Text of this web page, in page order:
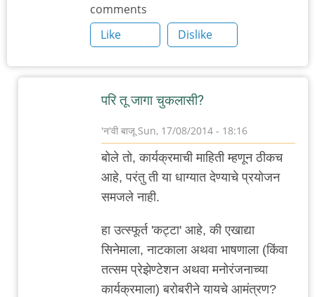
comments
Like
Dislike
परि तू जागा चुकलासी?
'न'वी बाजू Sun, 17/08/2014 - 18:16
In
reply
जागरण
by
चिंतातुर
जंतू
बोले तो, कार्यक्रमाची माहिती म्हणून ठीकच
आहे, परंतु ती या धाग्यात देण्याचे प्रयोजन
समजले नाही.
हा उत्स्फूर्त 'कट्टा' आहे, की एखाद्या
सिनेमाला, नाटकाला अथवा भाषणाला (किंवा
तत्सम प्रेझेण्टेशन अथवा मनोरंजनाच्या
कार्यक्रमाला) बरोबरीने यायचे आमंत्रण?